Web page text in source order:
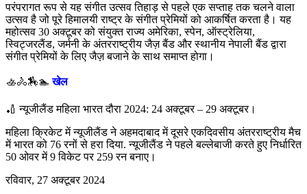
परंपरागत रूप से यह संगीत उत्सव तिहाड़ से पहले एक सप्ताह तक चलने वाला
उत्सव है जो पूरे हिमालयी राष्ट्र के संगीत प्रेमियों को आकर्षित करता है। यह
महोत्सव 30 अक्टूबर को संयुक्त राज्य अमेरिका, स्पेन, ऑस्ट्रेलिया,
स्विट्जरलैंड, जर्मनी के अंतरराष्ट्रीय जैज़ बैंड और स्थानीय नेपाली बैंड द्वारा
संगीत प्रेमियों के लिए जैज़ बजाने के साथ समाप्त होगा।
🚣🚴🏇🏊खेल
🏏 न्यूजीलैंड महिला भारत दौरा 2024: 24 अक्टूबर – 29 अक्टूबर।
महिला क्रिकेट में न्यूजीलैंड ने अहमदाबाद में दूसरे एकदिवसीय अंतरराष्ट्रीय मैच
में भारत को 76 रनों से हरा दिया. न्यूजीलैंड ने पहले बल्लेबाजी करते हुए निर्धारित
50 ओवर में 9 विकेट पर 259 रन बनाए।
रविवार, 27 अक्टूबर 2024